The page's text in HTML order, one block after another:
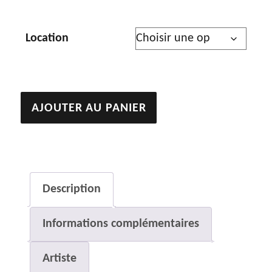
Location
quantité
de
AJOUTER AU PANIER
Description
Informations complémentaires
Artiste